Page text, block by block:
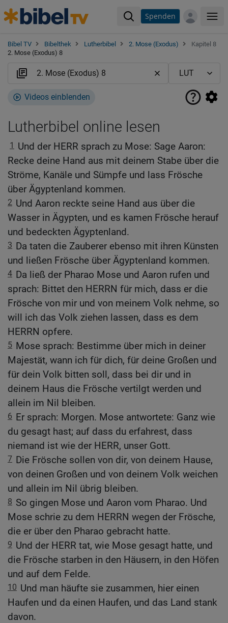
Spenden
Bibel TV Bibelthek Lutherbibel 2. Mose (Exodus)
Kapitel 8
2. Mose (Exodus) 8
Videos einblenden
Lutherbibel online lesen
1 Und der HERR sprach zu Mose: Sage Aaron:
Recke deine Hand aus mit deinem Stabe über die
Ströme, Kanäle und Sümpfe und lass Frösche
über Ägyptenland kommen.
2 Und Aaron reckte seine Hand aus über die
Wasser in Ägypten, und es kamen Frösche herauf
und bedeckten Ägyptenland.
3 Da taten die Zauberer ebenso mit ihren Künsten
und ließen Frösche über Ägyptenland kommen.
4 Da ließ der Pharao Mose und Aaron rufen und
sprach: Bittet den HERRN für mich, dass er die
Frösche von mir und von meinem Volk nehme, so
will ich das Volk ziehen lassen, dass es dem
HERRN opfere.
5 Mose sprach: Bestimme über mich in deiner
Majestät, wann ich für dich, für deine Großen und
für dein Volk bitten soll, dass bei dir und in
deinem Haus die Frösche vertilgt werden und
allein im Nil bleiben.
6 Er sprach: Morgen. Mose antwortete: Ganz wie
du gesagt hast; auf dass du erfahrest, dass
niemand ist wie der HERR, unser Gott.
7 Die Frösche sollen von dir, von deinem Hause,
von deinen Großen und von deinem Volk weichen
und allein im Nil übrig bleiben.
8 So gingen Mose und Aaron vom Pharao. Und
Mose schrie zu dem HERRN wegen der Frösche,
die er über den Pharao gebracht hatte.
9 Und der HERR tat, wie Mose gesagt hatte, und
die Frösche starben in den Häusern, in den Höfen
und auf dem Felde.
10 Und man häufte sie zusammen, hier einen
Haufen und da einen Haufen, und das Land stank
davon.